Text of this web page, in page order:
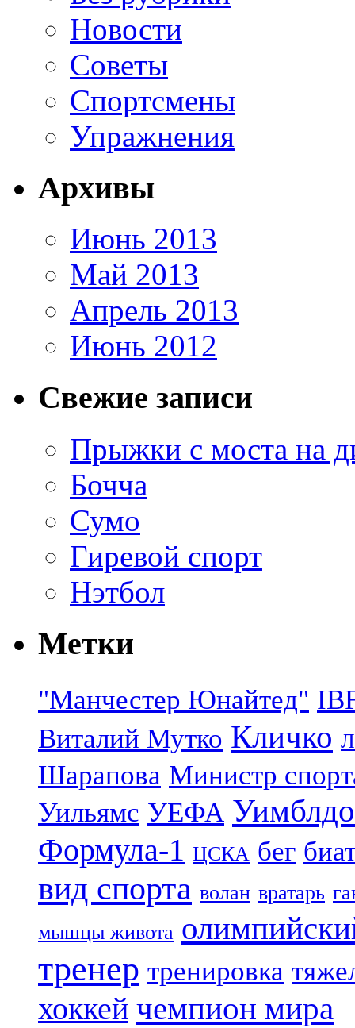
Новости
Советы
Спортсмены
Упражнения
Архивы
Июнь 2013
Май 2013
Апрель 2013
Июнь 2012
Свежие записи
Прыжки с моста на
Бочча
Сумо
Гиревой спорт
Нэтбол
Метки
"Манчестер Юнайтед"
Виталий Мутко Кличко
Шарапова Министр
Уильямс УЕФА
Формула-1 ЦСКА бег
вид спорта волан вратарь
мышцы живота
тренер тренировка
хоккей чемпион мира